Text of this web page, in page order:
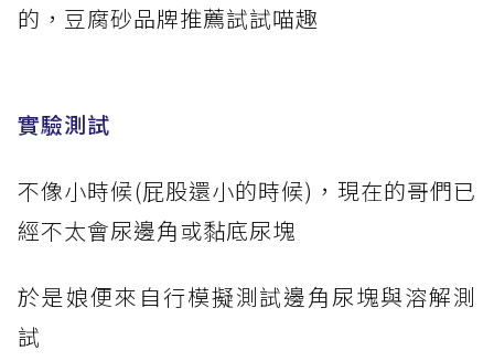
的，豆腐砂品牌推薦試試喵趣
實驗測試
不像小時候(屁股還小的時候)，現在的哥們已
經不太會尿邊角或黏底尿塊
於是娘便來自行模擬測試邊角尿塊與溶解測
試